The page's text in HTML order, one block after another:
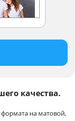
качества.
на матовой,